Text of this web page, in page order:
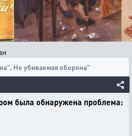
, Не убиваемая оборона"
была обнаружена проблема: